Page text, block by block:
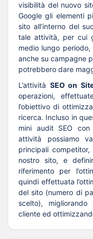
visibilità del nuovo
Google gli elementi
sito all’interno del
tale attività, per cui
medio lungo
anche su campagne
potrebbero dare
L’attività SEO on
operazioni,
l’obiettivo di
ricerca. Incluso in
mini audit SEO
attività possiamo
principali competitor,
nostro sito, e
riferimento per
quindi effettuata
del sito (numero di
scelto),
cliente ed